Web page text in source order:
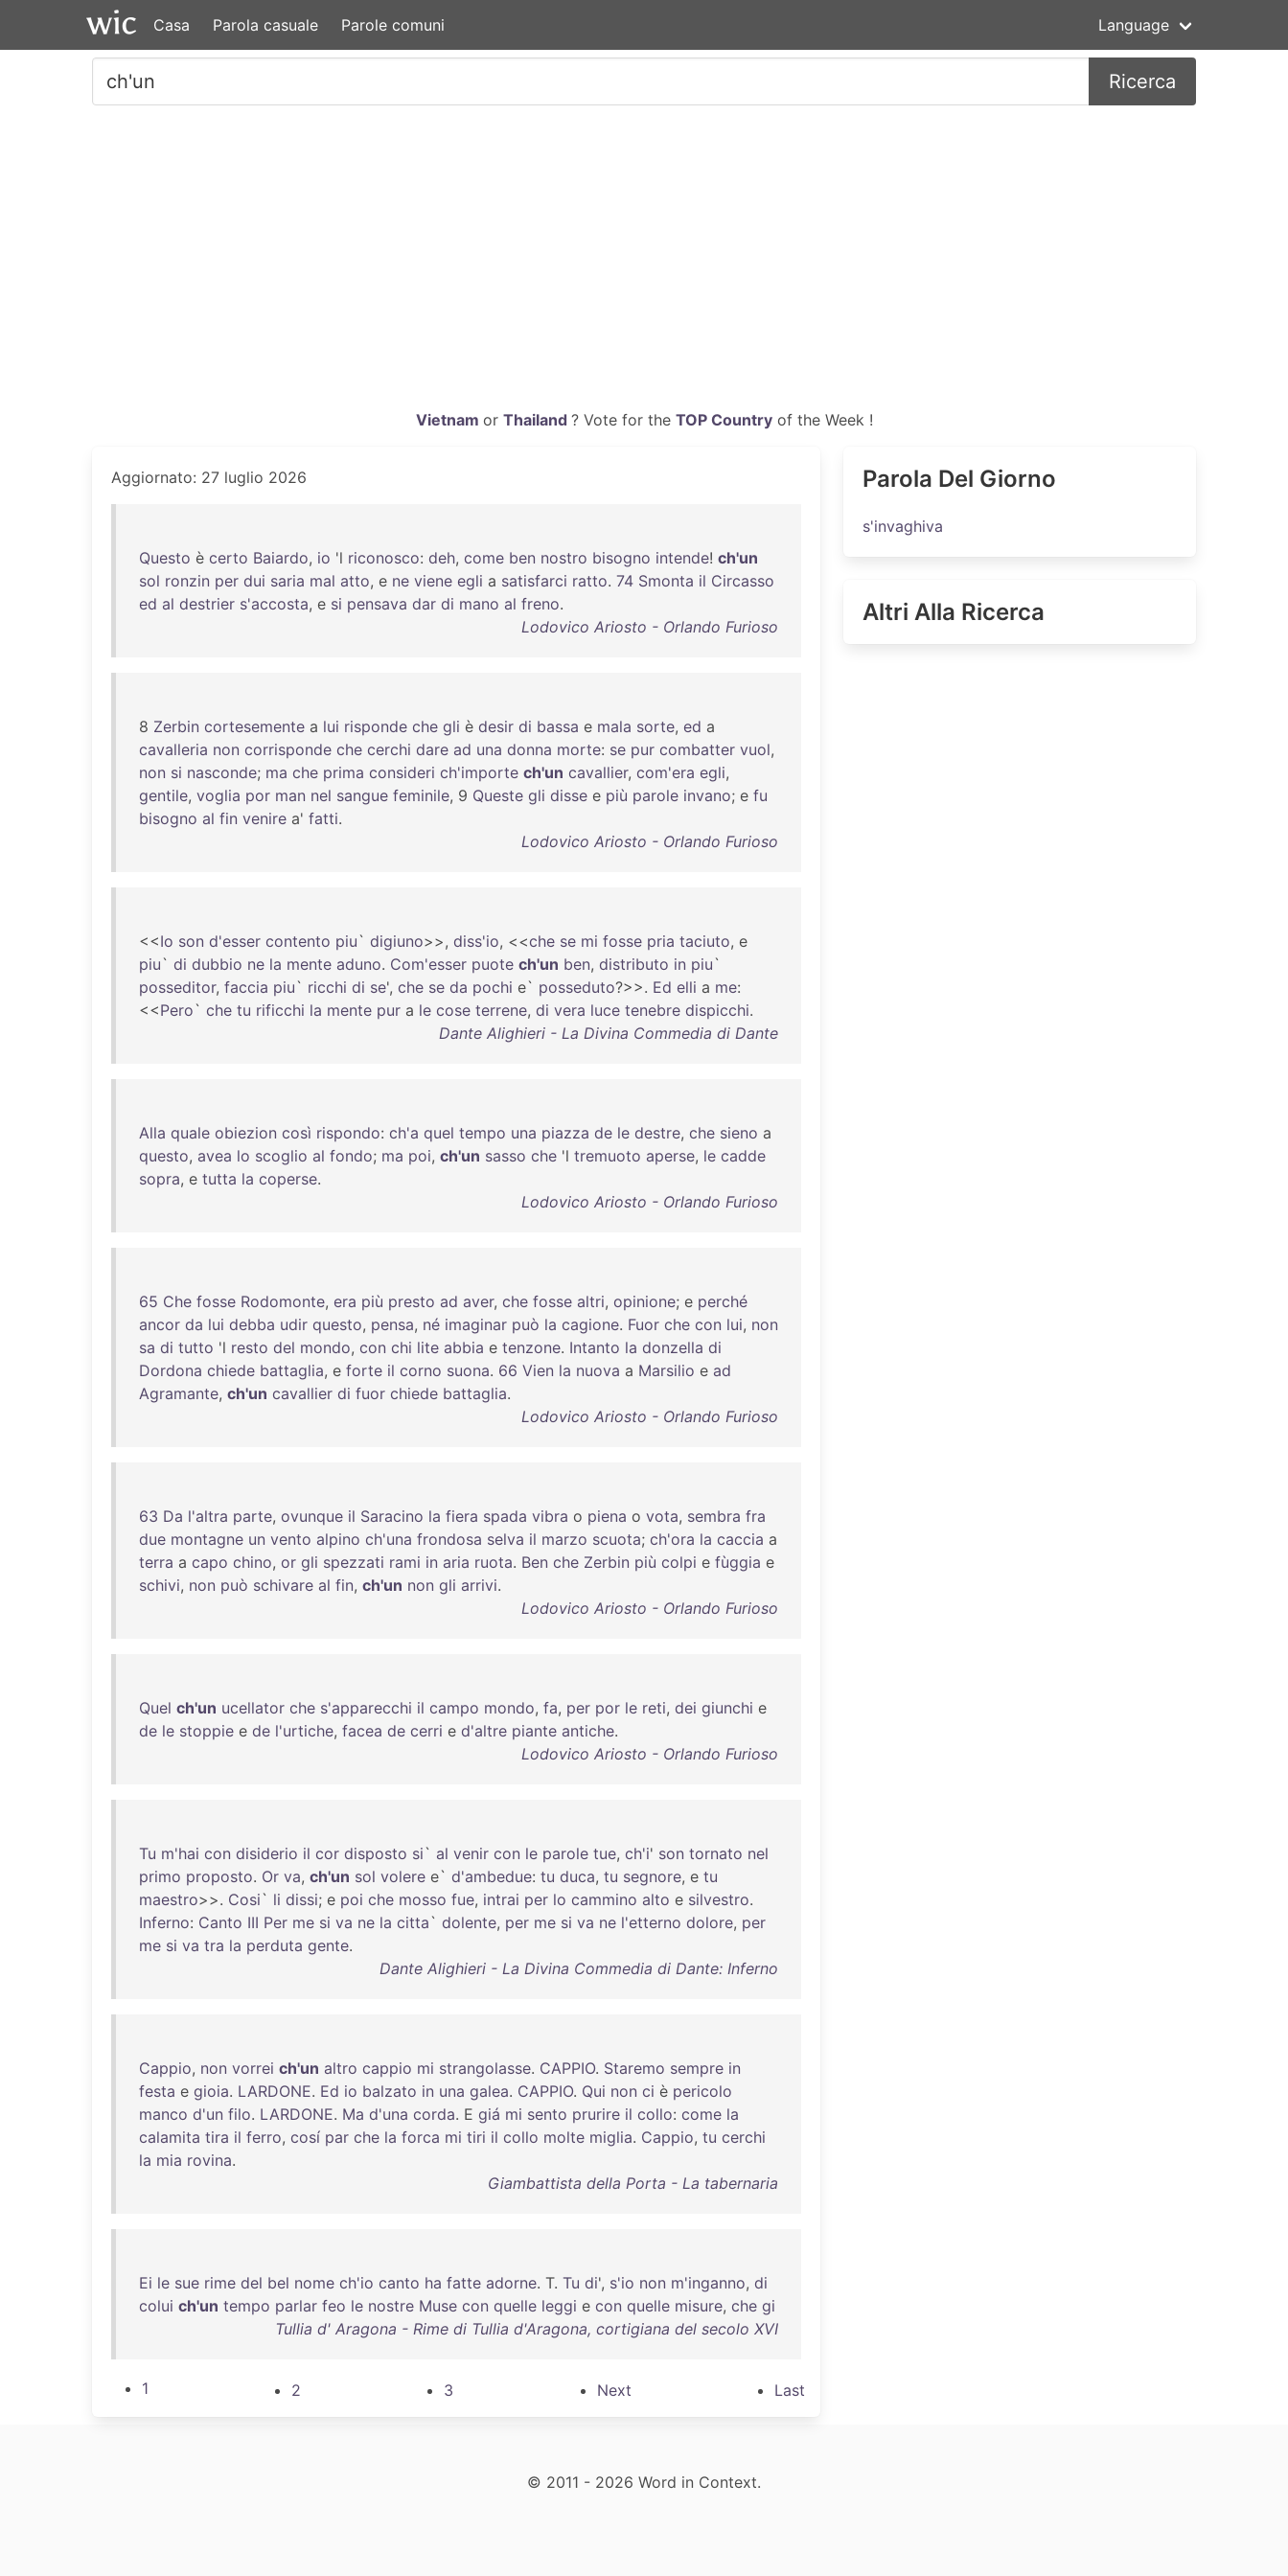
Casa Parola casuale Parole comuni Language
Ricerca
Vietnam or Thailand ? Vote for the TOP Countryof the Week !
Aggiornato: 27 luglio 2026
Questo è certo Baiardo, io 'l riconosco: deh, come ben nostro bisogno intende! ch'un
sol ronzin per dui saria mal atto, e ne viene egli a satisfarci ratto. 74 Smonta il Circasso
ed al destrier s'accosta, e si pensava dar di mano al freno.
Lodovico Ariosto - Orlando Furioso
8 Zerbin cortesemente a lui risponde che gli è desir di bassa e mala sorte, ed a
cavalleria non corrisponde che cerchi dare ad una donna morte: se pur combatter vuol,
non si nasconde; ma che prima consideri ch'importe ch'un cavallier, com'era egli,
gentile, voglia por man nel sangue feminile, 9 Queste gli disse e più parole invano; e fu
bisogno al fin venire a' fatti.
Lodovico Ariosto - Orlando Furioso
<<Io son d'esser contento piu` digiuno>>, diss'io, <<che se mi fosse pria taciuto, e
piu` di dubbio ne la mente aduno. Com'esser puote ch'un ben, distributo in piu`
posseditor, faccia piu` ricchi di se', che se da pochi e` posseduto?>>. Ed elli a me:
<<Pero` che tu rificchi la mente pur a le cose terrene, di vera luce tenebre dispicchi.
Dante Alighieri - La Divina Commedia di Dante
Alla quale obiezion così rispondo: ch'a quel tempo una piazza de le destre, che sieno a
questo, avea lo scoglio al fondo; ma poi, ch'un sasso che 'l tremuoto aperse, le cadde
sopra, e tutta la coperse.
Lodovico Ariosto - Orlando Furioso
65 Che fosse Rodomonte, era più presto ad aver, che fosse altri, opinione; e perché
ancor da lui debba udir questo, pensa, né imaginar può la cagione. Fuor che con lui, non
sa di tutto 'l resto del mondo, con chi lite abbia e tenzone. Intanto la donzella di
Dordona chiede battaglia, e forte il corno suona. 66 Vien la nuova a Marsilio e ad
Agramante, ch'un cavallier di fuor chiede battaglia.
Lodovico Ariosto - Orlando Furioso
63 Da l'altra parte, ovunque il Saracino la fiera spada vibra o piena o vota, sembra fra
due montagne un vento alpino ch'una frondosa selva il marzo scuota; ch'ora la caccia a
terra a capo chino, or gli spezzati rami in aria ruota. Ben che Zerbin più colpi e fùggia e
schivi, non può schivare al fin, ch'un non gli arrivi.
Lodovico Ariosto - Orlando Furioso
Quel ch'un ucellator che s'apparecchi il campo mondo, fa, per por le reti, dei giunchi e
de le stoppie e de l'urtiche, facea de cerri e d'altre piante antiche.
Lodovico Ariosto - Orlando Furioso
Tu m'hai con disiderio il cor disposto si` al venir con le parole tue, ch'i' son tornato nel
primo proposto. Or va, ch'un sol volere e` d'ambedue: tu duca, tu segnore, e tu
maestro>>. Cosi` li dissi; e poi che mosso fue, intrai per lo cammino alto e silvestro.
Inferno: Canto III Per me si va ne la citta` dolente, per me si va ne l'etterno dolore, per
me si va tra la perduta gente.
Dante Alighieri - La Divina Commedia di Dante: Inferno
Cappio, non vorrei ch'un altro cappio mi strangolasse. CAPPIO. Staremo sempre in
festa e gioia. LARDONE. Ed io balzato in una galea. CAPPIO. Qui non ci è pericolo
manco d'un filo. LARDONE. Ma d'una corda. E giá mi sento prurire il collo: come la
calamita tira il ferro, cosí par che la forca mi tiri il collo molte miglia. Cappio, tu cerchi
la mia rovina.
Giambattista della Porta - La tabernaria
Ei le sue rime del bel nome ch'io canto ha fatte adorne. T. Tu di', s'io non m'inganno, di
colui ch'un tempo parlar feo le nostre Muse con quelle leggi e con quelle misure, che gi
Tullia d' Aragona - Rime di Tullia d'Aragona, cortigiana del secolo XVI
1 2 3 Next Last
Parola Del Giorno
s'invaghiva
Altri Alla Ricerca
© 2011 - 2026 Word in Context.